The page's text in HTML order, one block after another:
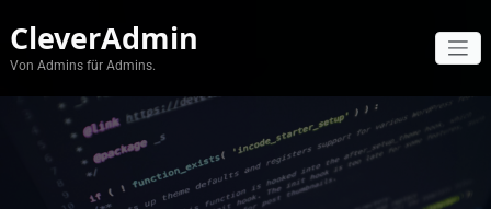
Inhalt
springen
CleverAdmin
Von Admins für Admins.